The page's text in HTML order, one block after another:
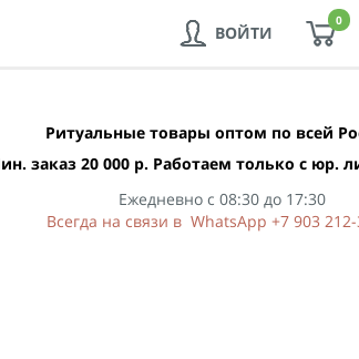
0
ВОЙТИ
Ритуальные товары оптом по всей
заказ 20 000 р. Работаем только с юр.
Ежедневно с 08:30 до 17:30
Всегда на связи в WhatsApp +7 903 212-